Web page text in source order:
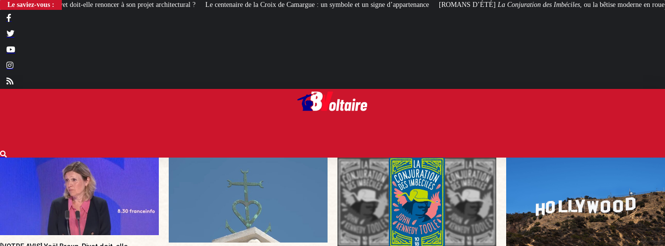
Le saviez-vous :
renoncer à son projet architectural ? Le centenaire de la Croix de Camargue : un symbole et un signe d’appartenance [ROMANS D’ÉTÉ]La Conjuration des Imbéciles, ou la bêtise moderne en roue libre Steven Spielberg